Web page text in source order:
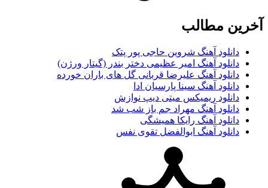
آخرین مطالب
دانلود آهنگ شروین حاجی پور پتک
دانلود آهنگ امیر عظیمی دختر بندر (گیتار ورژن)
دانلود آهنگ علیرضا قربانی گل های باران خورده
دانلود آهنگ سینا پارسیان ادا
دانلود ریمیکس میتی دیپ نوازش
دانلود آهنگ مهراد جم باز شب شد
دانلود آهنگ رایکا همیشگی
دانلود آهنگ ابوالفضل تقوی نفس